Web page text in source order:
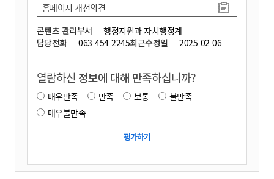
콘텐츠 관리부서
행정지원과 자치행정계
담당전화
063-454-2245최근수정일 2025-02-06
홈페이지 개선의견
열람하신 정보에 대해 만족하십니까?
매우만족 만족 보통
불만족
매우불만족